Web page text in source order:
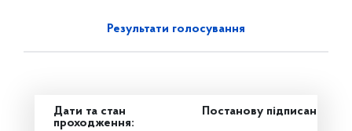
Результати голосування
Дати та стан
проходження:
Постанову підписано